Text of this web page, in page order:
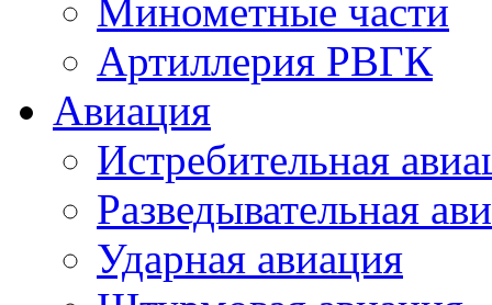
Минометные части
Артиллерия РВГК
Авиация
Истребительная
Разведывательная
Ударная авиация